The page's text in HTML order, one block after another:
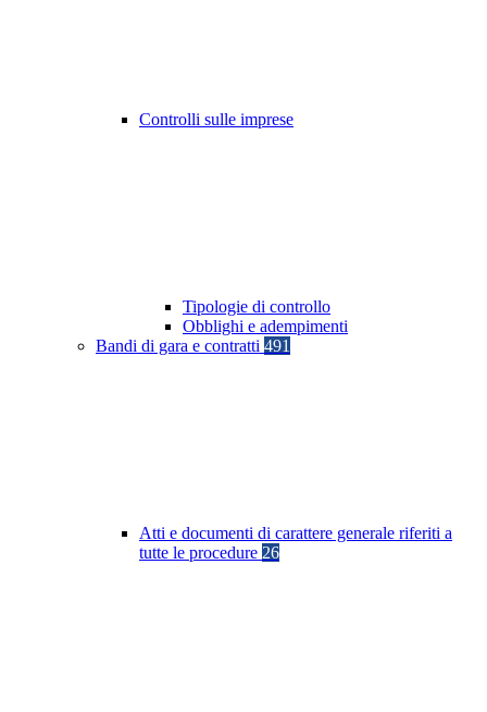
Controlli sulle imprese
Tipologie di controllo
Obblighi e adempimenti
Bandi di gara e contratti 491
Atti e documenti di carattere generale riferiti a
tutte le procedure 26